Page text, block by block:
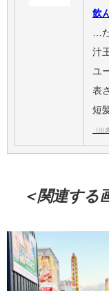
飲
…
汁
ユ
表
短
（出
＜関連する